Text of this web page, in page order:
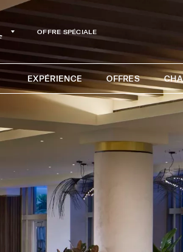
OFFRE SPÉCIALE
EXPÉRIENCE OFFRES